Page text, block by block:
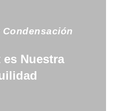
Condensación
Nuestra